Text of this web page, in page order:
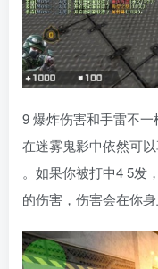
9 爆炸伤害和手雷不
在迷雾鬼影中依然可
。如果你被打中4 5发
的伤害，伤害会在你身